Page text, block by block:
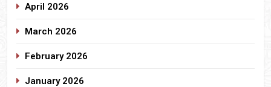
April 2026
March 2026
February 2026
January 2026